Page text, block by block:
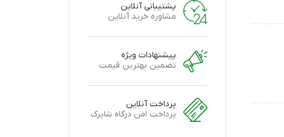
پشتیبانی آنلاین
مشاوره خرید آنلاین
پیشنهادات ویژه
تضمین بهترین قیمت
پرداخت آنلاین
پرداخت امن درگاه شاپرک